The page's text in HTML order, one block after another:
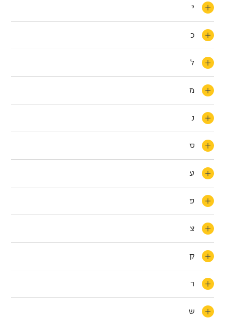
י
כ
ל
מ
נ
ס
ע
פ
צ
ק
ר
ש